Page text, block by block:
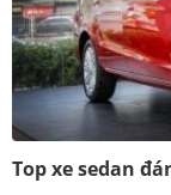
Top xe sedan